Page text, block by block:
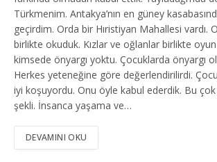
Türkmenim. Antakya’nın en güney
geçirdim. Orda bir Hıristiyan Mahallesi vardı.
birlikte okuduk. Kızlar ve oğlanlar birlikte
kimsede önyargı yoktu. Çocuklarda önyargı
Herkes yeteneğine göre değerlendirilirdi.
iyi koşuyordu. Onu öyle kabul ederdik. Bu çok
şekli. İnsanca yaşama ve…
DEVAMINI OKU